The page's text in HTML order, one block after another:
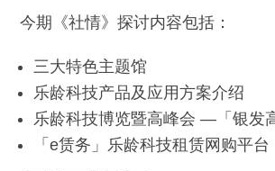
今期《社情》探讨内容包括：
三大特色主题馆
乐龄科技产品及应用方案介绍
乐龄科技博览暨高峰会 —「银发
「e赁务」乐龄科技租赁网购平台